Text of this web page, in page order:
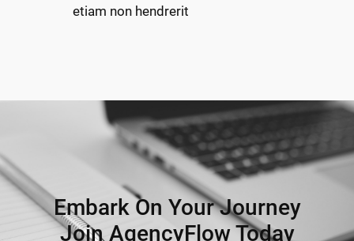
etiam non hendrerit
Embark On Your Journey
Join AgencyFlow Today